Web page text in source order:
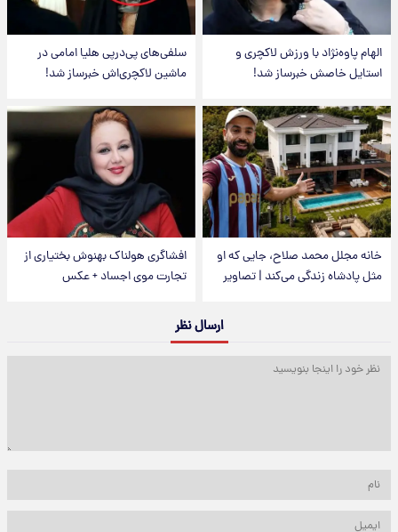
الهام پاوه‌نژاد با ورزش لاکچری و
استایل خاصش خبرساز شد!
سلفی‌های پی‌درپی هلیا امامی در
ماشین لاکچری‌اش خبرساز شد!
خانه مجلل محمد صلاح، جایی که او
مثل پادشاه زندگی می‌کند | تصاویر
افشاگری هولناک بهنوش بختیاری از
تجارت موی اجساد + عکس
ارسال نظر